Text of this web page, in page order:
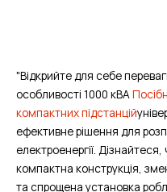
"Відкрийте для себе
особливості 1000 кВА
компактних підстанцій
ефективне рішення для
електроенергії.
компактна конструкція,
та спрощена установка